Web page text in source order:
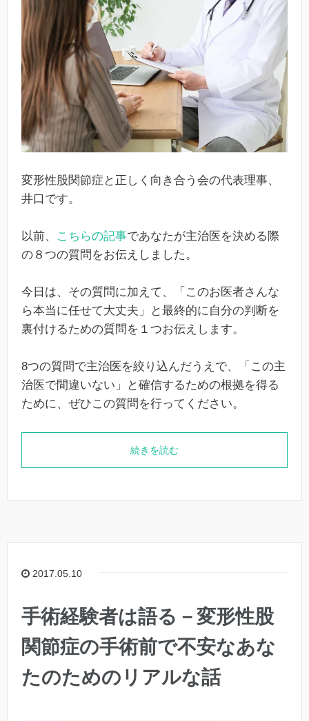
変形性股関節症と正しく向き合う会の代表理事、
井口です。
以前、 こちらの記事であなたが主治医を決める際
の８つの質問をお伝えしました。
今日は、その質問に加えて、「このお医者さんな
ら本当に任せて大丈夫」と最終的に自分の判断を
裏付けるための質問を１つお伝えします。
8つの質問で主治医を絞り込んだうえで、「この主
治医で間違いない」と確信するための根拠を得る
ために、ぜひこの質問を行ってください。
続きを読む
2017.05.10
手術経験者は語る－変形性股
関節症の手術前で不安なあな
たのためのリアルな話